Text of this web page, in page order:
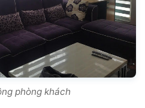
phòng khách